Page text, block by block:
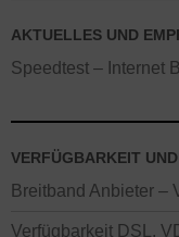
AKTUELLES UND
Speedtest – Internet
VERFÜGBARKEIT
Breitband Anbieter –
Verfügbarkeit DSL,